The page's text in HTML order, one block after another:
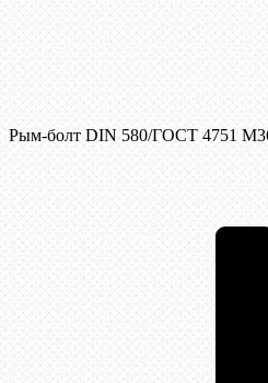
Рым-болт DIN 580/ГОСТ 4751